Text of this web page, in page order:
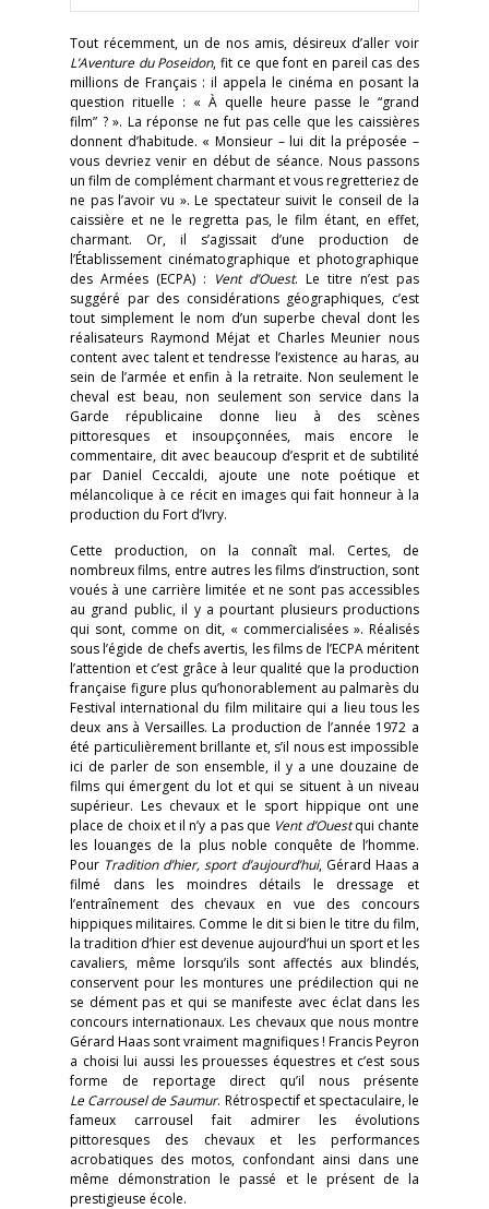
Tout récemment, un de nos amis, désireux d’aller voir
L’Aventure du Poseidon, fit ce que font en pareil cas des
millions de Français : il appela le cinéma en posant la
question rituelle : « À quelle heure passe le “grand
film” ? ». La réponse ne fut pas celle que les caissières
donnent d’habitude. « Monsieur – lui dit la préposée –
vous devriez venir en début de séance. Nous passons
un film de complément charmant et vous regretteriez de
ne pas l’avoir vu ». Le spectateur suivit le conseil de la
caissière et ne le regretta pas, le film étant, en effet,
charmant. Or, il s’agissait d’une production de
l’Établissement cinématographique et photographique
des Armées (ECPA) : Vent d’Ouest. Le titre n’est pas
suggéré par des considérations géographiques, c’est
tout simplement le nom d’un superbe cheval dont les
réalisateurs Raymond Méjat et Charles Meunier nous
content avec talent et tendresse l’existence au haras, au
sein de l’armée et enfin à la retraite. Non seulement le
cheval est beau, non seulement son service dans la
Garde républicaine donne lieu à des scènes
pittoresques et insoupçonnées, mais encore le
commentaire, dit avec beaucoup d’esprit et de subtilité
par Daniel Ceccaldi, ajoute une note poétique et
mélancolique à ce récit en images qui fait honneur à la
production du Fort d’Ivry.
Cette production, on la connaît mal. Certes, de
nombreux films, entre autres les films d’instruction, sont
voués à une carrière limitée et ne sont pas accessibles
au grand public, il y a pourtant plusieurs productions
qui sont, comme on dit, « commercialisées ». Réalisés
sous l’égide de chefs avertis, les films de l’ECPA méritent
l’attention et c’est grâce à leur qualité que la production
française figure plus qu’honorablement au palmarès du
Festival international du film militaire qui a lieu tous les
deux ans à Versailles. La production de l’année 1972 a
été particulièrement brillante et, s’il nous est impossible
ici de parler de son ensemble, il y a une douzaine de
films qui émergent du lot et qui se situent à un niveau
supérieur. Les chevaux et le sport hippique ont une
place de choix et il n’y a pas que Vent d’Ouestqui chante
les louanges de la plus noble conquête de l’homme.
Pour Tradition d’hier, sport d’aujourd’hui, Gérard Haas a
filmé dans les moindres détails le dressage et
l’entraînement des chevaux en vue des concours
hippiques militaires. Comme le dit si bien le titre du film,
la tradition d’hier est devenue aujourd’hui un sport et les
cavaliers, même lorsqu’ils sont affectés aux blindés,
conservent pour les montures une prédilection qui ne
se dément pas et qui se manifeste avec éclat dans les
concours internationaux. Les chevaux que nous montre
Gérard Haas sont vraiment magnifiques ! Francis Peyron
a choisi lui aussi les prouesses équestres et c’est sous
forme de reportage direct qu’il nous présente
Le Carrousel de Saumur. Rétrospectif et spectaculaire, le
fameux carrousel fait admirer les évolutions
pittoresques des chevaux et les performances
acrobatiques des motos, confondant ainsi dans une
même démonstration le passé et le présent de la
prestigieuse école.